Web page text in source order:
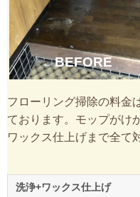
BEFORE
フローリング掃除の料金
ております。モップがけ
ワックス仕上げまで全て
洗浄+ワックス仕上げ